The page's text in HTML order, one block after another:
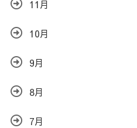
11月
10月
9月
8月
7月